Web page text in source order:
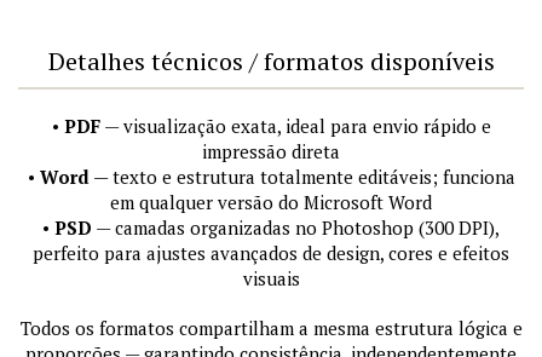
Detalhes técnicos / formatos disponíveis
• PDF— visualização exata, ideal para envio rápido e
impressão direta
• Word — texto e estrutura totalmente editáveis; funciona
em qualquer versão do Microsoft Word
• PSD — camadas organizadas no Photoshop (300 DPI),
perfeito para ajustes avançados de design, cores e efeitos
visuais
Todos os formatos compartilham a mesma estrutura lógica e